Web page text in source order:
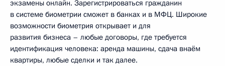
экзамены онлайн. Зарегистрироваться гражданин
в системе биометрии сможет в банках и в МФЦ. Широкие
возможности биометрия открывает и для
развития бизнеса – любые договоры, где требуется
идентификация человека: аренда машины, сдача внаём
квартиры, любые сделки и так далее.